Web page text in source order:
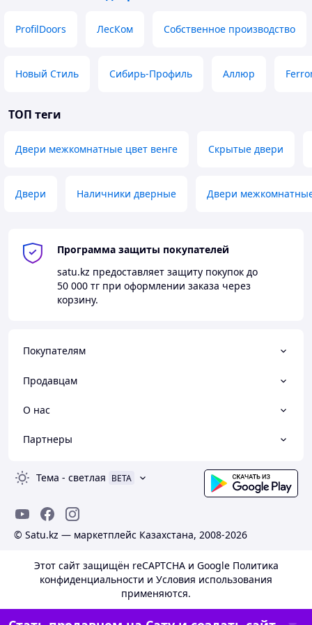
ProfilDoors ЛесКом Собственное производство
Новый Стиль Сибирь-Профиль Аллюр
ТОП теги
Двери межкомнатные цвет венге Скрытые двери
Двери Наличники дверные Двери
Программа защиты покупателей
satu.kz предоставляет защиту покупок до
50 000 тг при оформлении заказа через
корзину.
Покупателям
Продавцам
О нас
Партнеры
Тема - светлая BETA
© Satu.kz — маркетплейс Казахстана, 2008-2026
Этот сайт защищён reCAPTCHA и Google Политика
конфиденциальности и Условия использования
применяются.